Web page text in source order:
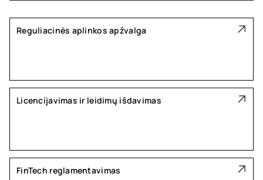
Reguliacinės aplinkos apžvalga
Licencijavimas ir leidimų išdavimas
FinTech reglamentavimas